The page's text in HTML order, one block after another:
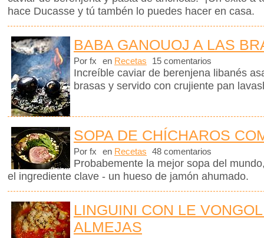
hace Ducasse y tú tambén lo puedes hacer en casa.
BABA GANOUOJ A LAS
Por fx en Recetas 15 comentarios
Increíble caviar de berenjena libanés
brasas y servido con crujiente pan
SOPA DE CHÍCHAROS
Por fx en Recetas 48 comentarios
Probabemente la mejor sopa del
el ingrediente clave - un hueso de jamón ahumado.
LINGUINI CON LE
ALMEJAS